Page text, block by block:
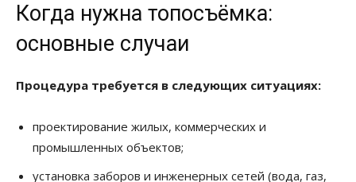
Когда нужна топосъёмка:
основные случаи
Процедура требуется в следующих ситуациях:
проектирование жилых, коммерческих и
промышленных объектов;
установка заборов и инженерных сетей (вода, газ,